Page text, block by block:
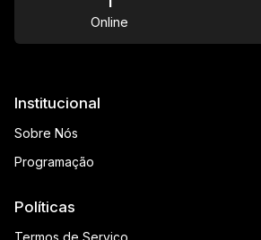
Online
Institucional
Sobre Nós
Programação
Políticas